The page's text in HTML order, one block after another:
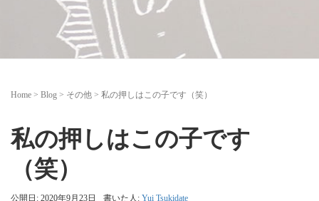
Home > Blog > その他 > 私の押しはこの子です（笑）
私の押しはこの子です
（笑）
公開日: 2020年9月23日 書いた人: Yui Tsukidate